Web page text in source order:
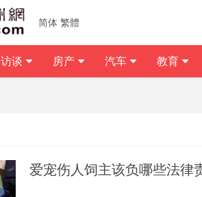
爱宠伤人饲主该负哪些法律
简体 繁體
访谈 房产 汽车 教育